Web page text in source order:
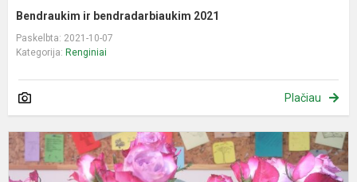
Bendraukim ir bendradarbiaukim 2021
Paskelbta: 2021-10-07
Kategorija: Renginiai
Plačiau